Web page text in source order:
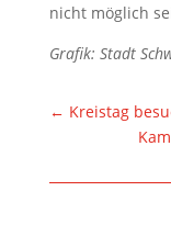
nicht möglich
Grafik: Stadt
← Kreistag